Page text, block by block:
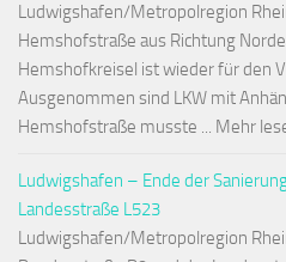
Ludwigshafen/Metropolregion
Hemshofstraße aus Richtung
Hemshofkreisel ist wieder für den
Ausgenommen sind LKW mit
Hemshofstraße musste ... Mehr
Ludwigshafen – Ende der
Landesstraße L523
Ludwigshafen/Metropolregion